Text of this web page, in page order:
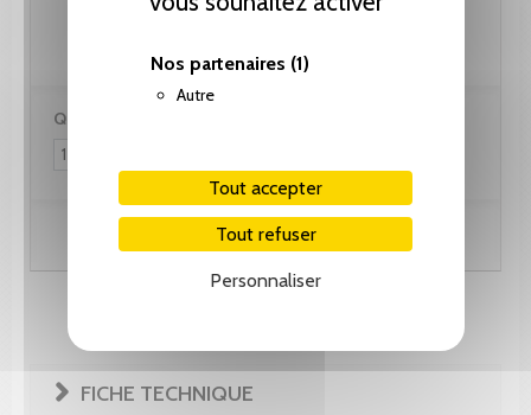
Nos partenaires (1)
Autre
Tout accepter
Tout refuser
Personnaliser
128.25 CHF
Quantité :
Ajouter au panier
FICHE TECHNIQUE